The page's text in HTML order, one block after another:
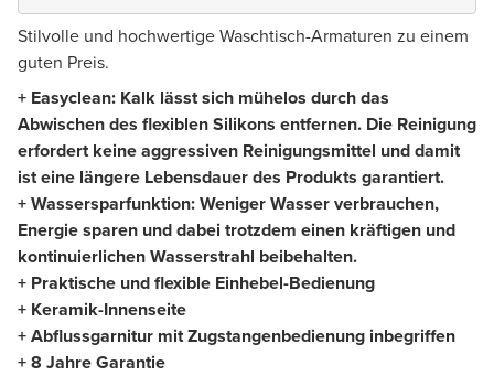
Stilvolle und hochwertige Waschtisch-Armaturen zu einem
guten Preis.
+ Easyclean: Kalk lässt sich mühelos durch das
Abwischen des flexiblen Silikons entfernen. Die Reinigung
erfordert keine aggressiven Reinigungsmittel und damit
ist eine längere Lebensdauer des Produkts garantiert.
+ Wassersparfunktion: Weniger Wasser verbrauchen,
Energie sparen und dabei trotzdem einen kräftigen und
kontinuierlichen Wasserstrahl beibehalten.
+ Praktische und flexible Einhebel-Bedienung
+ Keramik-Innenseite
+ Abflussgarnitur mit Zugstangenbedienung inbegriffen
+ 8 Jahre Garantie